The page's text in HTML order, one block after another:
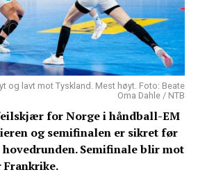
og lavt mot Tyskland. Mest høyt. Foto: Beate
Oma Dahle / NTB
for Norge i håndball-EM
og semifinalen er sikret før
hovedrunden. Semifinale blir mot
Frankrike.